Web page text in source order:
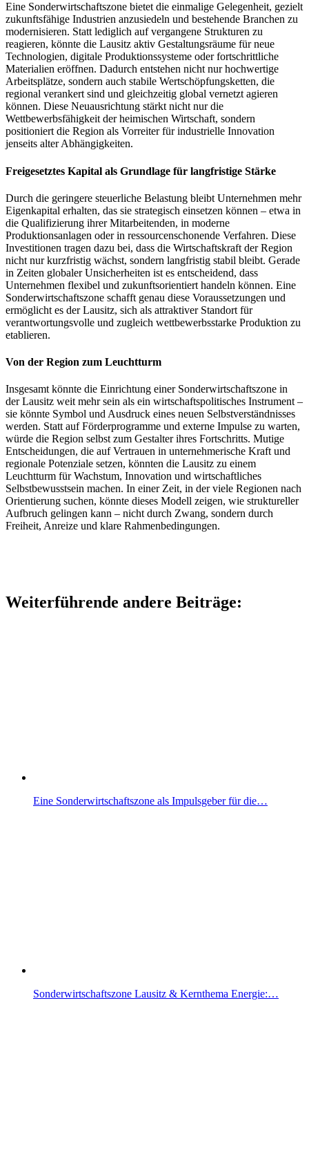
Eine Sonderwirtschaftszone bietet die einmalige Gelegenheit, gezielt
zukunftsfähige Industrien anzusiedeln und bestehende Branchen zu
modernisieren. Statt lediglich auf vergangene Strukturen zu
reagieren, könnte die Lausitz aktiv Gestaltungsräume für neue
Technologien, digitale Produktionssysteme oder fortschrittliche
Materialien eröffnen. Dadurch entstehen nicht nur hochwertige
Arbeitsplätze, sondern auch stabile Wertschöpfungsketten, die
regional verankert sind und gleichzeitig global vernetzt agieren
können. Diese Neuausrichtung stärkt nicht nur die
Wettbewerbsfähigkeit der heimischen Wirtschaft, sondern
positioniert die Region als Vorreiter für industrielle Innovation
jenseits alter Abhängigkeiten.
Freigesetztes Kapital als Grundlage für langfristige Stärke
Durch die geringere steuerliche Belastung bleibt Unternehmen mehr
Eigenkapital erhalten, das sie strategisch einsetzen können – etwa in
die Qualifizierung ihrer Mitarbeitenden, in moderne
Produktionsanlagen oder in ressourcenschonende Verfahren. Diese
Investitionen tragen dazu bei, dass die Wirtschaftskraft der Region
nicht nur kurzfristig wächst, sondern langfristig stabil bleibt. Gerade
in Zeiten globaler Unsicherheiten ist es entscheidend, dass
Unternehmen flexibel und zukunftsorientiert handeln können. Eine
Sonderwirtschaftszone schafft genau diese Voraussetzungen und
ermöglicht es der Lausitz, sich als attraktiver Standort für
verantwortungsvolle und zugleich wettbewerbsstarke Produktion zu
etablieren.
Von der Region zum Leuchtturm
Insgesamt könnte die Einrichtung einer Sonderwirtschaftszone in
der Lausitz weit mehr sein als ein wirtschaftspolitisches Instrument –
sie könnte Symbol und Ausdruck eines neuen Selbstverständnisses
werden. Statt auf Förderprogramme und externe Impulse zu warten,
würde die Region selbst zum Gestalter ihres Fortschritts. Mutige
Entscheidungen, die auf Vertrauen in unternehmerische Kraft und
regionale Potenziale setzen, könnten die Lausitz zu einem
Leuchtturm für Wachstum, Innovation und wirtschaftliches
Selbstbewusstsein machen. In einer Zeit, in der viele Regionen nach
Orientierung suchen, könnte dieses Modell zeigen, wie struktureller
Aufbruch gelingen kann – nicht durch Zwang, sondern durch
Freiheit, Anreize und klare Rahmenbedingungen.
Weiterführende andere Beiträge:
Eine Sonderwirtschaftszone als Impulsgeber für die…
Sonderwirtschaftszone Lausitz & Kernthema Energie:…